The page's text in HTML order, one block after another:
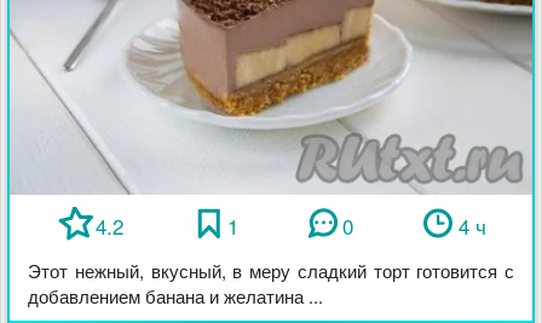
4.2 1 0 4 ч
Этот нежный, вкусный, в меру сладкий торт готовится с
добавлением банана и желатина ...